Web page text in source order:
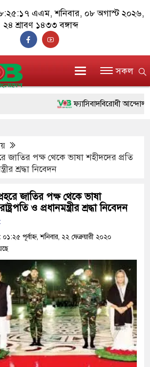
এএম, শনিবার, ০৮ অগাস্ট ২০২৬,
২৪ শ্রাবণ ১৪৩৩ বঙ্গাব্দ
সকল
ফ্যাসিবাদবিরোধী আন্দোলনে
সিল-স্বাক্ষর জালিয়াতি চক্রের পাঁচ
জনগণ পরিবর্তন চেয়েছে
মাদক কারবারি গ্রেফতার
২৮ লাখ টাকার জাল নোটসহ
থানা পুলিশ
যেকোনো সময় বেনজীরের
নেতৃত্ব ও গণতন্ত্রের মূর্তমান
জাতির পক্ষ থেকে ভাষা শহীদদের প্রতি
শ্রদ্ধা নিবেদন
জাতির পক্ষ থেকে ভাষা
ও প্রধানমন্ত্রীর শ্রদ্ধা নিবেদন
পূর্বাহ্ন, শনিবার, ২২ ফেব্রুয়ারী ২০২০